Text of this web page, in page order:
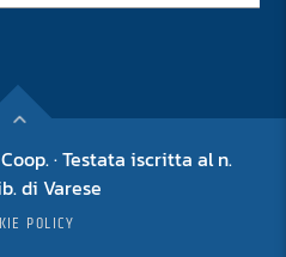
· Testata iscritta al n.
di Varese
POLICY